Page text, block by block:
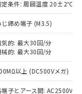
定条件: 周囲温度 20±2℃、
じ締め端子 (M3.5)
気的: 最大30回/分
械的: 最大30回/分
以上 (DC500Vメガ)
端子とアース間: AC2500V
意のうえ
器事業取扱
標準価格
くもので
の中には、
10物質）の
を出す予
確認中の
物で、有
。
品として
国RoHSの
。
国RoHSの